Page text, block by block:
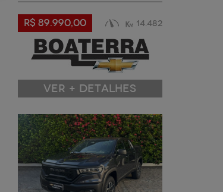
R$ 89.990,00 14.482
VER + DETALHES